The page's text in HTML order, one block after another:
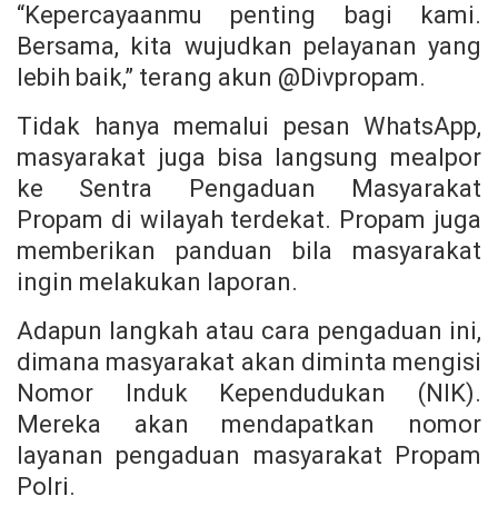
“Kepercayaanmu penting bagi kami.
Bersama, kita wujudkan pelayanan yang
lebih baik,” terang akun @Divpropam.
Tidak hanya memalui pesan WhatsApp,
masyarakat juga bisa langsung mealpor
ke Sentra Pengaduan Masyarakat
Propam di wilayah terdekat. Propam juga
memberikan panduan bila masyarakat
ingin melakukan laporan.
Adapun langkah atau cara pengaduan ini,
dimana masyarakat akan diminta mengisi
Nomor Induk Kependudukan (NIK).
Mereka akan mendapatkan nomor
layanan pengaduan masyarakat Propam
Polri.